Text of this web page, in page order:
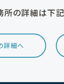
の詳細は下
詳細へ